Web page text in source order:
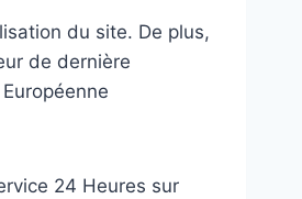
du site. De plus,
de dernière
24 Heures sur